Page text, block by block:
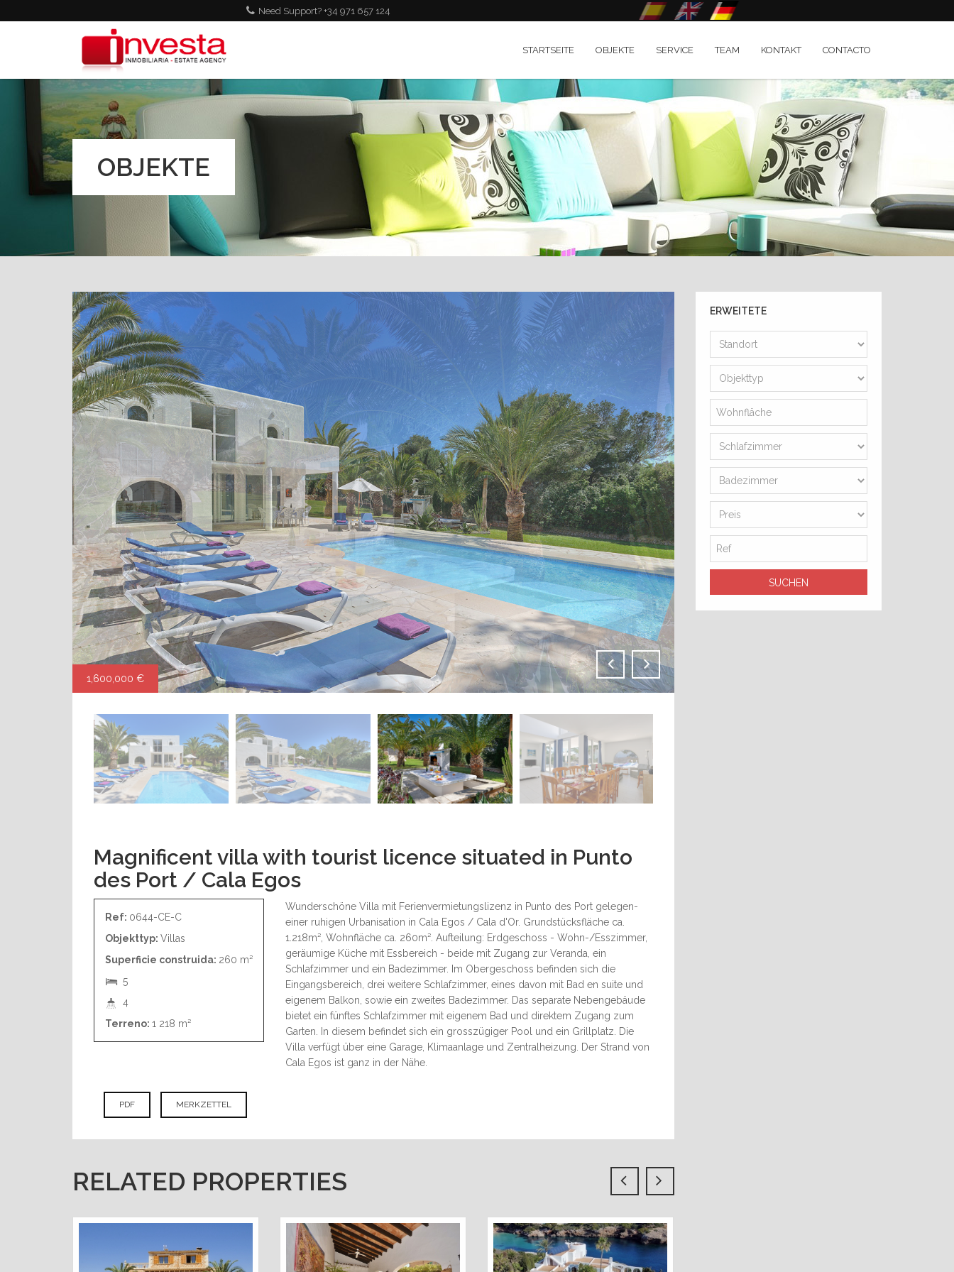
Need Support? +34 971 657 124
STARTSEITE OBJEKTE SERVICE TEAM KONTAKT CONTACTO
OBJEKTE
Magnificent villa with tourist licence situated in Punto
des Port / Cala Egos
1,600,000 €
Ref: 0644-CE-C
Objekttyp: Villas
Superficie construida: 260 m²
5
4
Terreno: 1 218 m²
Wunderschöne Villa mit Ferienvermietungslizenz in Punto des Port gelegen-
einer ruhigen Urbanisation in Cala Egos / Cala d'Or. Grundstücksfläche ca.
1.218m², Wohnfläche ca. 260m². Aufteilung: Erdgeschoss - Wohn-/Esszimmer,
geräumige Küche mit Essbereich - beide mit Zugang zur Veranda, ein
Schlafzimmer und ein Badezimmer. Im Obergeschoss befinden sich die
Eingangsbereich, drei weitere Schlafzimmer, eines davon mit Bad en suite und
eigenem Balkon, sowie ein zweites Badezimmer. Das separate Nebengebäude
bietet ein fünftes Schlafzimmer mit eigenem Bad und direktem Zugang zum
Garten. In diesem befindet sich ein grosszügiger Pool und ein Grillplatz. Die
Villa verfügt über eine Garage, Klimaanlage und Zentralheizung. Der Strand von
Cala Egos ist ganz in der Nähe.
PDF MERKZETTEL
RELATED PROPERTIES
ERWEITETE